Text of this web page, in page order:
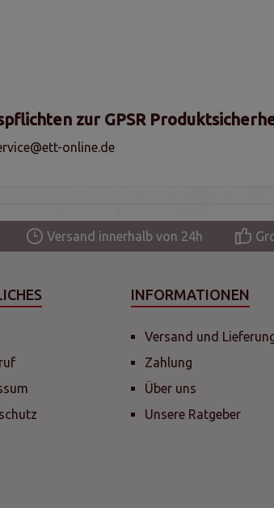
zur GPSR
online.de
Versand innerhalb von 24h
INFORMATIONEN
Versand und
Zahlung
Über uns
Unsere Ratgeber